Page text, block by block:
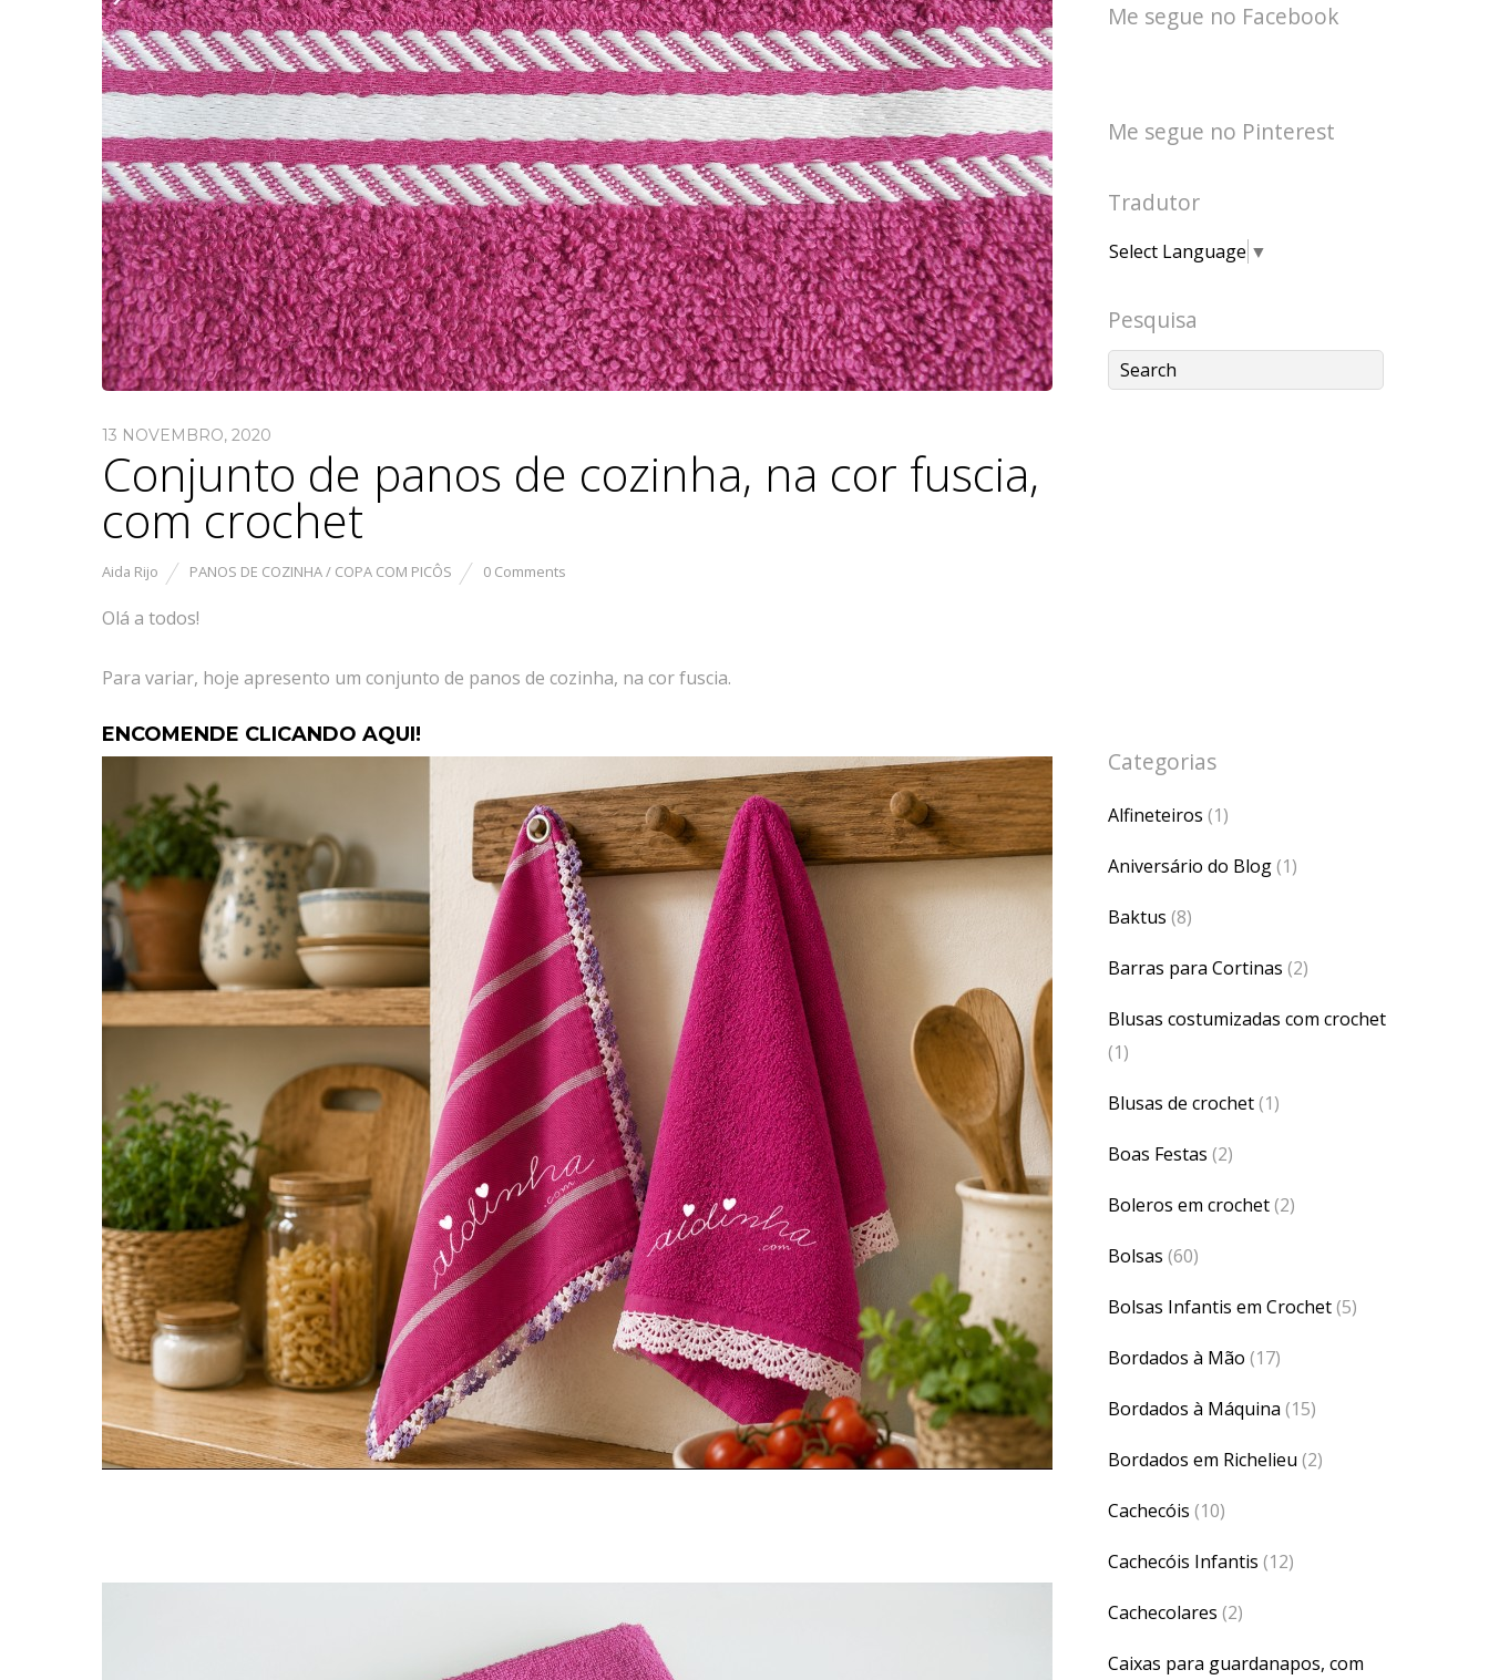
13 NOVEMBRO, 2020
Conjunto de panos de cozinha, na cor fuscia,
com crochet
Aida Rijo PANOS DE COZINHA / COPA COM PICÔS 0 Comments
Olá a todos!
Para variar, hoje apresento um conjunto de panos de cozinha, na cor fuscia.
ENCOMENDE CLICANDO AQUI!
Me segue no Facebook
Me segue no Pinterest
Tradutor
Select Language ▼
Pesquisa
Categorias
Alfineteiros (1)
Aniversário do Blog(1)
Baktus (8)
Barras para Cortinas (2)
Blusas costumizadas com crochet
(1)
Blusas de crochet(1)
Boas Festas (2)
Boleros em crochet(2)
Bolsas (60)
Bolsas Infantis em Crochet(5)
Bordados à Mão (17)
Bordados à Máquina (15)
Bordados em Richelieu (2)
Cachecóis (10)
Cachecóis Infantis (12)
Cachecolares (2)
Caixas para guardanapos, com